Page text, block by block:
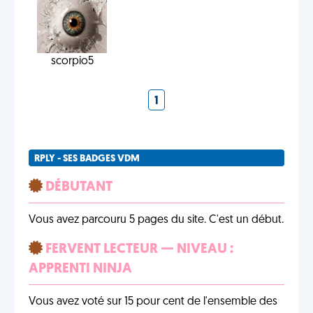
scorpio5
1
RPLY - SES BADGES VDM
DÉBUTANT
Vous avez parcouru 5 pages du site. C'est un début.
FERVENT LECTEUR — NIVEAU :
APPRENTI NINJA
Vous avez voté sur 15 pour cent de l'ensemble des